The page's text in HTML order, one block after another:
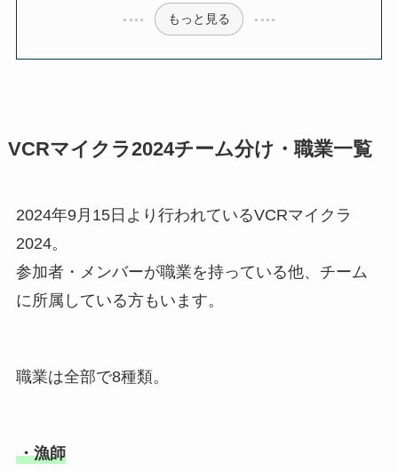
もっと見る
VCRマイクラ2024チーム分け・職業一覧
2024年9月15日より行われているVCRマイクラ
2024。
参加者・メンバーが職業を持っている他、チーム
に所属している方もいます。
職業は全部で8種類。
・漁師